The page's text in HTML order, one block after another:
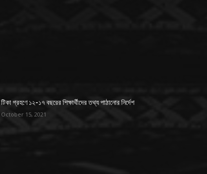
টিকা গ্রহণে ১২-১৭ বছরের শিক্ষার্থীদের তথ্য পাঠানোর নির্দেশ
October 15, 2021